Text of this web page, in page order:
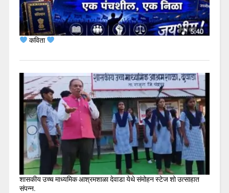
कविता
शासकीय उच्च माध्यमिक आश्रमशाळा देवाडा येथे संमोहन स्टेज शो उत्साहात
संपन्न.